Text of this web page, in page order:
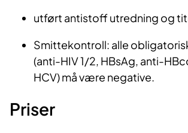
utført antistoff utredning og
Smittekontroll: alle
(anti-HIV 1/2, HBsAg, anti-
HCV) må være negative.
Priser